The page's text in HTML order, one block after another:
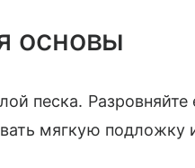
основы
песка. Разровняйте
мягкую подложку